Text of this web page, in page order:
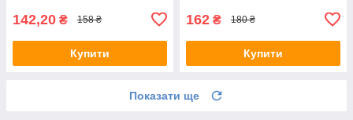
142,20 ₴ 158 ₴
Купити
162 ₴ 180 ₴
Купити
Показати ще